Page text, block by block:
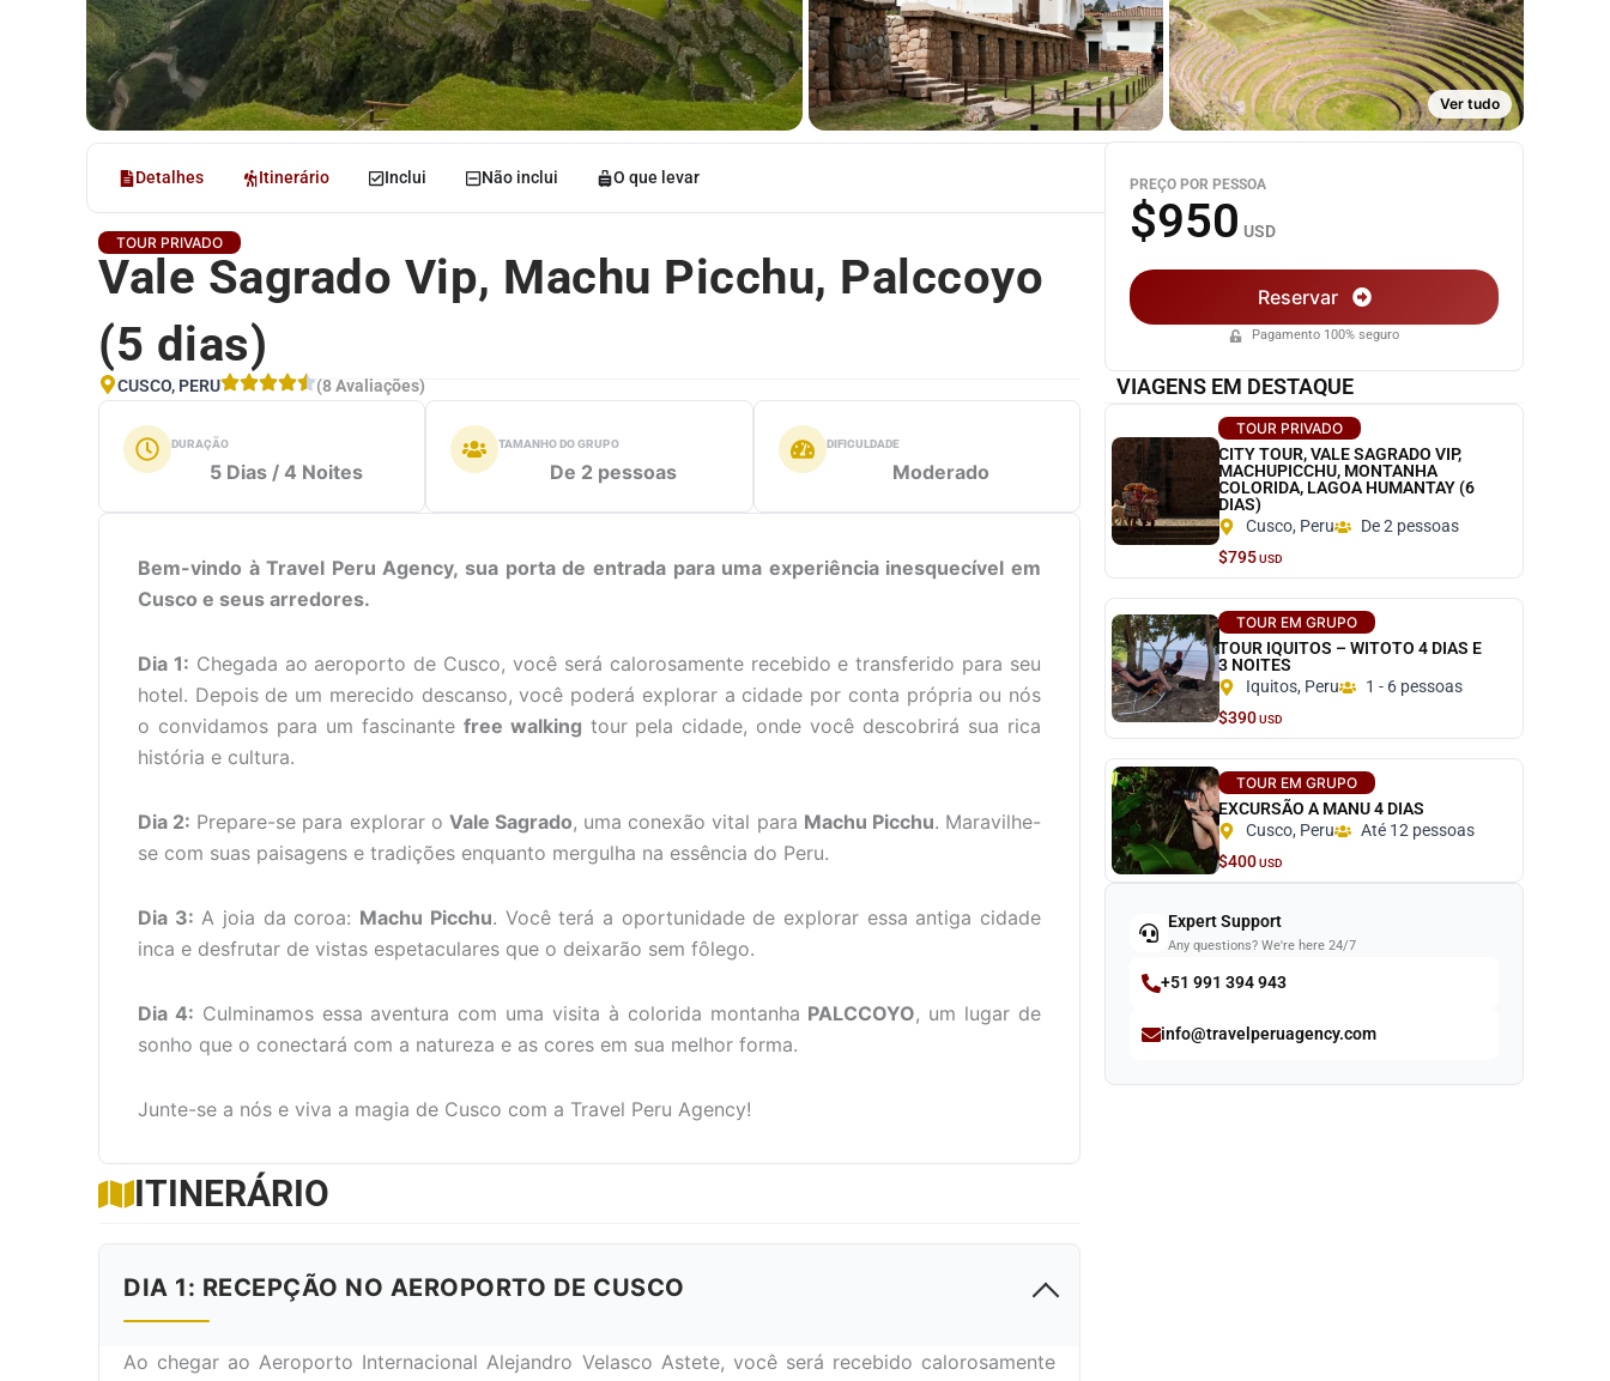
Ver tudo
Detalhes Itinerário Inclui Não inclui O que levar
TOUR PRIVADO
Vale Sagrado Vip, Machu Picchu, Palccoyo
(5 dias)
CUSCO, PERU (8 Avaliações)
DURAÇÃO
5 Dias / 4 Noites
TAMANHO DO GRUPO
De 2 pessoas
DIFICULDADE
Moderado
Bem-vindo à Travel Peru Agency, sua porta de entrada para uma experiência inesquecível em
Cusco e seus arredores.
Dia 1: Chegada ao aeroporto de Cusco, você será calorosamente recebido e transferido para seu
hotel. Depois de um merecido descanso, você poderá explorar a cidade por conta própria ou nós
o convidamos para um fascinante free walking tour pela cidade, onde você descobrirá sua rica
história e cultura.
Dia 2: Prepare-se para explorar o Vale Sagrado, uma conexão vital para Machu Picchu. Maravilhe-
se com suas paisagens e tradições enquanto mergulha na essência do Peru.
Dia 3: A joia da coroa: Machu Picchu. Você terá a oportunidade de explorar essa antiga cidade
inca e desfrutar de vistas espetaculares que o deixarão sem fôlego.
Dia 4: Culminamos essa aventura com uma visita à colorida montanha PALCCOYO, um lugar de
sonho que o conectará com a natureza e as cores em sua melhor forma.
Junte-se a nós e viva a magia de Cusco com a Travel Peru Agency!
ITINERÁRIO
DIA 1: RECEPÇÃO NO AEROPORTO DE CUSCO
Ao chegar ao Aeroporto Internacional Alejandro Velasco Astete, você será recebido calorosamente
PREÇO POR PESSOA
$950 USD
Reservar
Pagamento 100% seguro
VIAGENS EM DESTAQUE
TOUR PRIVADO
CITY TOUR, VALE SAGRADO VIP,
MACHUPICCHU, MONTANHA
COLORIDA, LAGOA HUMANTAY (6
DIAS)
Cusco, Peru
De 2 pessoas
$795USD
TOUR EM GRUPO
TOUR IQUITOS – WITOTO 4 DIAS E
3 NOITES
Iquitos, Peru
1 - 6 pessoas
$390USD
TOUR EM GRUPO
EXCURSÃO A MANU 4 DIAS
Cusco, Peru
Até 12 pessoas
$400USD
Expert Support
Any questions? We're here 24/7
+51 991 394 943
info@travelperuagency.com